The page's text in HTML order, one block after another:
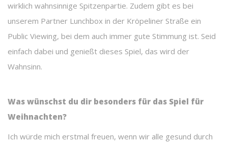
wirklich wahnsinnige Spitzenpartie. Zudem gibt es bei
unserem Partner Lunchbox in der Kröpeliner Straße ein
Public Viewing, bei dem auch immer gute Stimmung ist. Seid
einfach dabei und genießt dieses Spiel, das wird der
Wahnsinn.
Was wünschst du dir besonders für das Spiel für
Weihnachten?
Ich würde mich erstmal freuen, wenn wir alle gesund durch